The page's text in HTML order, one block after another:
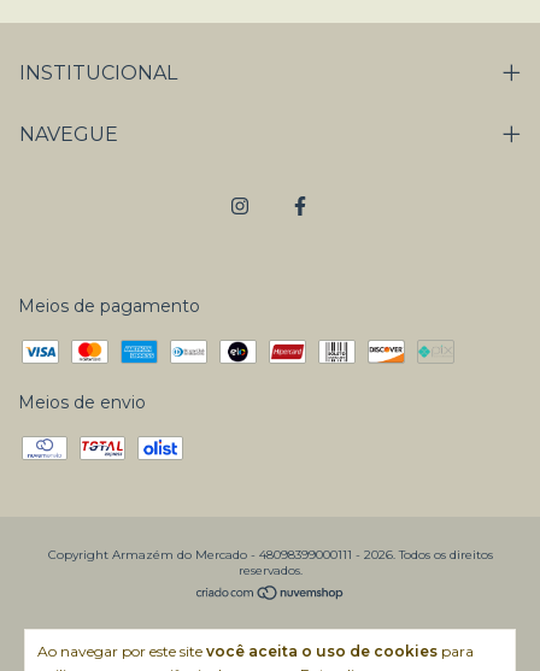
Ao navegar por este site você aceita o uso de cookies para
INSTITUCIONAL
NAVEGUE
Meios de pagamento
Meios de envio
Copyright Armazém do Mercado - 48098399000111 - 2026. Todos os direitos
reservados.